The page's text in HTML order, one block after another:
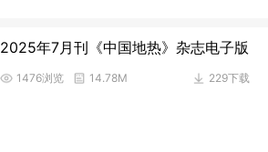
2025年7月刊《中国地热》杂志电子版
229下载
1476浏览 14.78M